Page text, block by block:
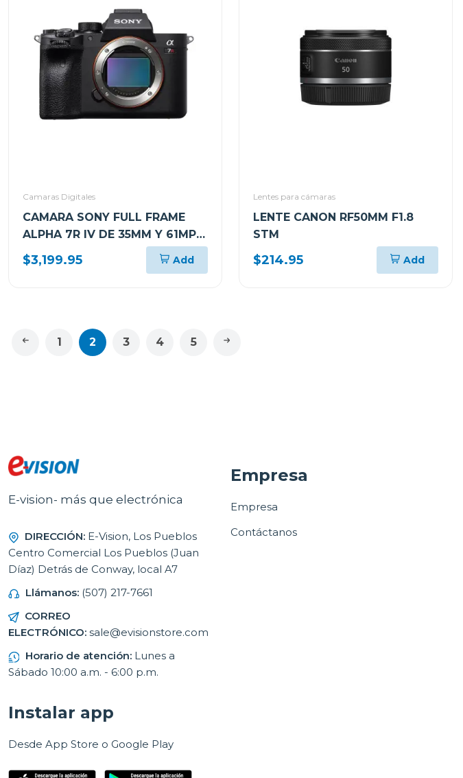
Camaras Digitales
CAMARA SONY FULL FRAME
ALPHA 7R IV DE 35MM Y 61MP
(SOLO CUERPO) ILCE7RM4
$3,199.95 Add
Lentes para cámaras
LENTE CANON RF50MM F1.8
STM
$214.95 Add
1 2 3 4 5
E-vision- más que electrónica
DIRECCIÓN: E-Vision, Los Pueblos
Centro Comercial Los Pueblos (Juan
Díaz) Detrás de Conway, local A7
Llámanos: (507) 217-7661
CORREO
ELECTRÓNICO: sale@evisionstore.com
Horario de atención: Lunes a
Sábado 10:00 a.m. - 6:00 p.m.
Empresa
Empresa
Contáctanos
Instalar app
Desde App Store o Google Play